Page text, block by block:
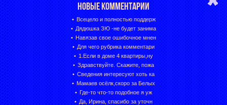
НОВЫЕ КОММЕНТАРИИ
Всецело и полностью поддерж
Дядюшка ЗЮ -не будет занима
Навязав свое ошибочное мнен
Для чего рубрика комментари
1.Если в доме 4 квартиры,ну
Здравствуйте. Скажите, пожа
Сведения интересуют хоть ка
Мамаев осёлк,скоро за Белых
Где-то что-то подобное я уж
Да, Ирина, спасибо за уточн